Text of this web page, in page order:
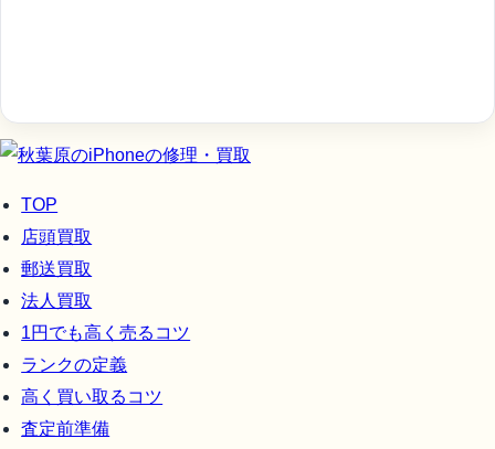
TOP
店頭買取
郵送買取
法人買取
1円でも高く売るコツ
ランクの定義
高く買い取るコツ
査定前準備